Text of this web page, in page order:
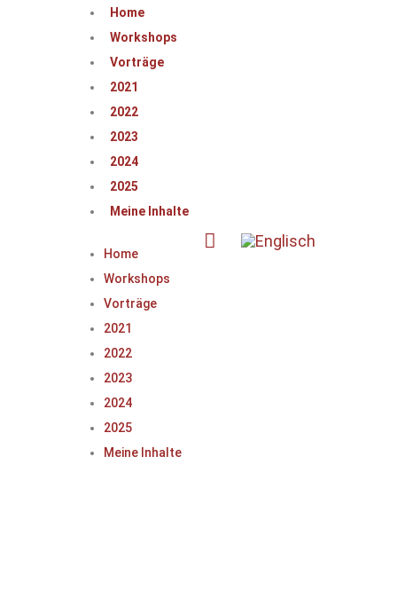
Home
Workshops
Vorträge
2021
2022
2023
2024
2025
Meine Inhalte
Home
Workshops
Vorträge
2021
2022
2023
2024
2025
Meine Inhalte